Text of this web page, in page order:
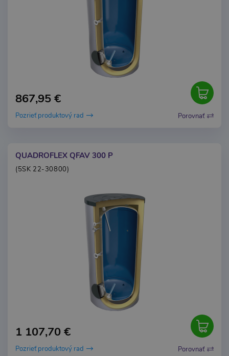
867,95 €
Pozrieť produktový rad Porovnať
QUADROFLEX QFAV 300 P
(5SK 22-30800)
1 107,70 €
Pozrieť produktový rad Porovnať